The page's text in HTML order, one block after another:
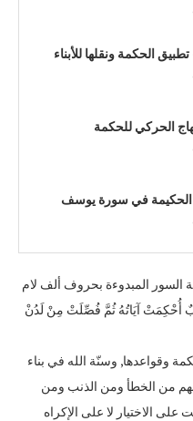
الحكمة ونقلها للأبناء
الحركي للحكمة
الحكيمة في سورة يوسف
السور المبدوءة بحروف ألف لام
أُحْكِمَتْ آيَاتُهُ ثُمَّ فُصِّلَتْ مِنْ لَدُنْ
وقواعدها, وسنّة الله في بناء
من الخطأ ومن الذنب ومن
الاختيار لا على الإكراه